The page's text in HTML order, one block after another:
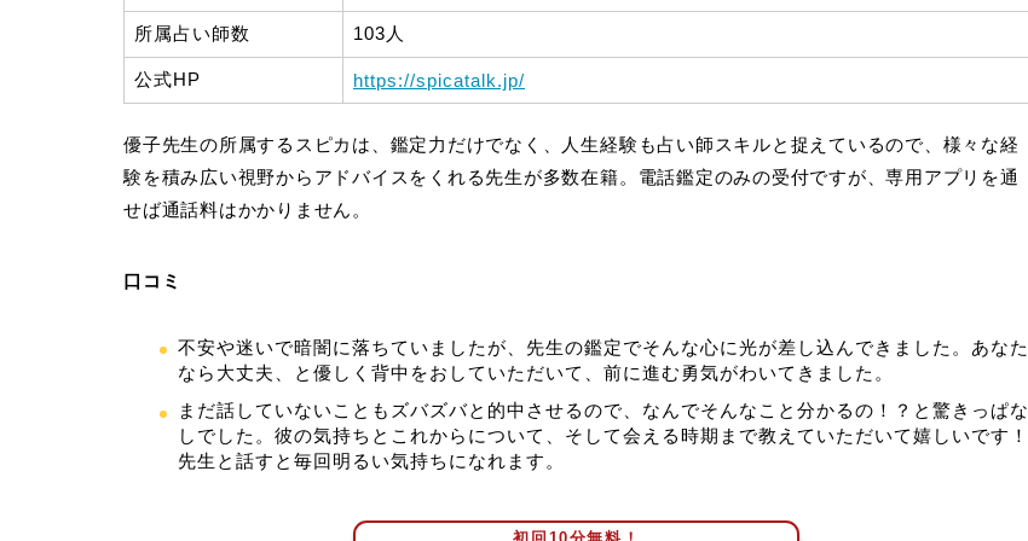
所属占い師数 103人
公式HP https://spicatalk.jp/
優子先生の所属するスピカは、鑑定力だけでなく、人生経験も占い師スキルと捉えているので、様々な経
験を積み広い視野からアドバイスをくれる先生が多数在籍。電話鑑定のみの受付ですが、専用アプリを通
せば通話料はかかりません。
口コミ
不安や迷いで暗闇に落ちていましたが、先生の鑑定でそんな心に光が差し込んできました。あなた
なら大丈夫、と優しく背中をおしていただいて、前に進む勇気がわいてきました。
まだ話していないこともズバズバと的中させるので、なんでそんなこと分かるの！？と驚きっぱな
しでした。彼の気持ちとこれからについて、そして会える時期まで教えていただいて嬉しいです！
先生と話すと毎回明るい気持ちになれます。